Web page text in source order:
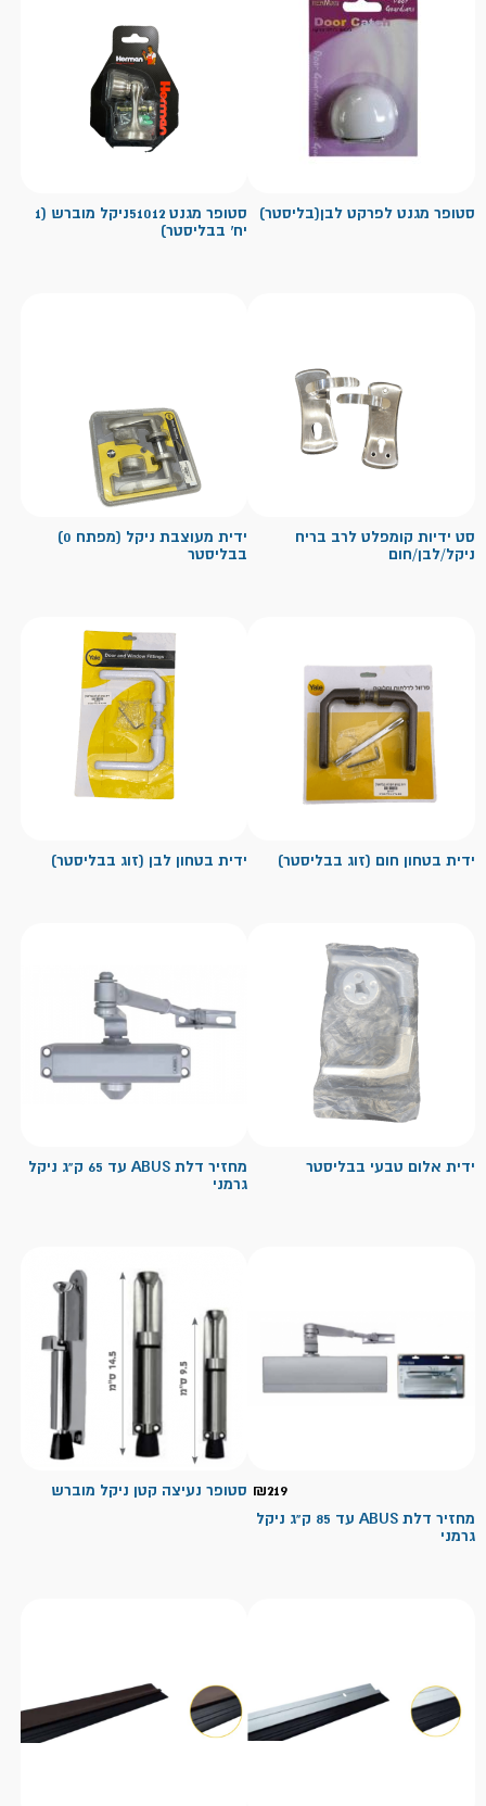
סטופר מגנט לפרקט לבן(בליסטר)
סטופר מגנט 51012ניקל מוברש (1
יח' בבליסטר)
סט ידיות קומפלט לרב בריח
ניקל/לבן/חום
ידית מעוצבת ניקל (מפתח 0)
בבליסטר
ידית בטחון חום (זוג בבליסטר) ידית בטחון לבן (זוג בבליסטר)
ידית אלום טבעי בבליסטר
מחזיר דלת ABUS עד 65 ק"ג ניקל
גרמני
₪219
מחזיר דלת ABUS עד 85 ק"ג ניקל
גרמני
סטופר נעיצה קטן ניקל מוברש